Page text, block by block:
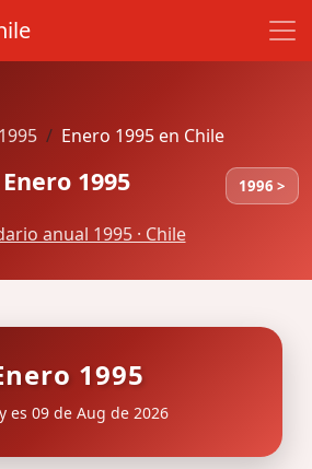
Enero 1995 en Chile
Enero 1995 1996 >
anual 1995 · Chile
1995
es 09 de Aug de 2026